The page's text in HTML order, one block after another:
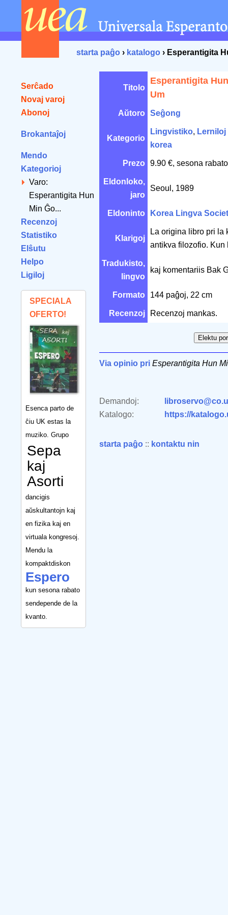
starta paĝo › katalogo › Esperantigita
Serĉado
Novaj varoj
Abonoj
Brokantaĵoj
Mendo
Kategorioj
Varo:
Esperantigita Hun
Min Ĝo...
Recenzoj
Statistiko
Elŝutu
Helpo
Ligiloj
SPECIALA
OFERTO!
Esenca parto de
ĉiu UK estas la
muziko. Grupo
Sepa
kaj
Asorti
dancigis
aŭskultantojn kaj
en fizika kaj en
virtuala kongresoj.
Mendu la
kompaktdiskon
Espero
kun sesona rabato
sendepende de la
kvanto.
Titolo
Esperantigita
Um
Aŭtoro Seĝong
Kategorio
Lingvistiko,
korea
Prezo 9.90 €, sesona
Eldonloko,
jaro
Seoul, 1989
Eldoninto Korea Lingva
Klarigoj
La origina libro pri la
antikva filozofio.
Tradukisto,
lingvo
kaj komentariis Bak
Formato 144 paĝoj, 22 cm
Recenzoj Recenzoj mankas.
Via opinio pri Esperantigita Hun
Demandoj:
Katalogo:
https://
starta paĝo :: kontaktu nin